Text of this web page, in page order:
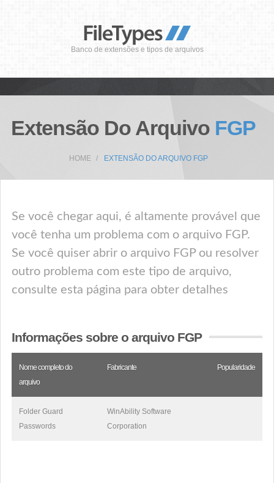
Banco de extensões e tipos de arquivos
Extensão Do Arquivo FGP
HOME EXTENSÃO DO ARQUIVO FGP
Se você chegar aqui, é altamente provável que
você tenha um problema com o arquivo FGP.
Se você quiser abrir o arquivo FGP ou resolver
outro problema com este tipo de arquivo,
consulte esta página para obter detalhes
Informações sobre o arquivo FGP
Nome completo do
arquivo
Fabricante Popularidade
Folder Guard
Passwords
WinAbility Software
Corporation